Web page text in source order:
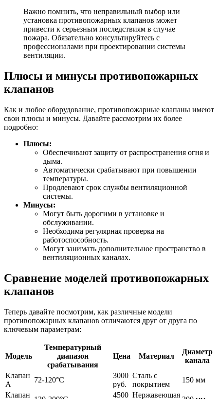
Важно помнить, что неправильный выбор или
установка противопожарных клапанов может
привести к серьезным последствиям в случае
пожара. Обязательно консультируйтесь с
профессионалами при проектировании системы
вентиляции.
Плюсы и минусы противопожарных
клапанов
Как и любое оборудование, противопожарные клапаны имеют
свои плюсы и минусы. Давайте рассмотрим их более
подробно:
Плюсы:
Обеспечивают защиту от распространения огня и
дыма.
Автоматически срабатывают при повышении
температуры.
Продлевают срок службы вентиляционной
системы.
Минусы:
Могут быть дорогими в установке и
обслуживании.
Необходима регулярная проверка на
работоспособность.
Могут занимать дополнительное пространство в
вентиляционных каналах.
Сравнение моделей противопожарных
клапанов
Теперь давайте посмотрим, как различные модели
противопожарных клапанов отличаются друг от друга по
ключевым параметрам:
Модель
Температурный
диапазон
срабатывания
Цена Материал
Диаметр
канала
Клапан
A
72-120°C
3000
руб.
Сталь с
покрытием
150 мм
Клапан
4500 Нержавеющая